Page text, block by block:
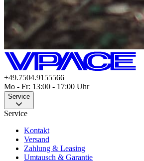
+49.7504.9155566
Mo - Fr: 13:00 - 17:00 Uhr
Service
Service
Kontakt
Versand
Zahlung & Leasing
Umtausch & Garantie